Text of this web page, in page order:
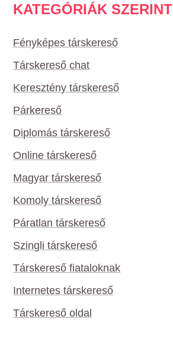
KATEGÓRIÁK SZERINT
Fényképes társkereső
Társkereső chat
Keresztény társkereső
Párkereső
Diplomás társkereső
Online társkereső
Magyar társkereső
Komoly társkereső
Páratlan társkereső
Szingli társkereső
Társkereső fiataloknak
Internetes társkereső
Társkereső oldal